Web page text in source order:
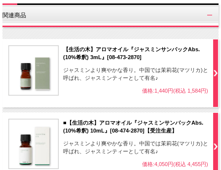
関連商品
【生活の木】アロマオイル『ジャスミンサンバックAbs.
(10%希釈) 3mL』[08-473-2870]
ジャスミンより爽やかな香り。中国では茉莉花(マツリカ)と
呼ばれ、ジャスミンティーとして有名♪
価格:1,440円(税込 1,584円)
■【生活の木】アロマオイル『ジャスミンサンバックAbs.
(10%希釈) 10mL』[08-474-2870]【受注生産】
ジャスミンより爽やかな香り。中国では茉莉花(マツリカ)と
呼ばれ、ジャスミンティーとして有名♪
価格:4,050円(税込 4,455円)